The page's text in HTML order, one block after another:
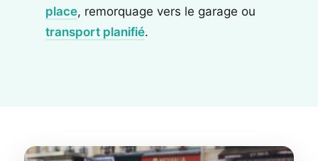
place, remorquage vers le garage ou
transport planifié.